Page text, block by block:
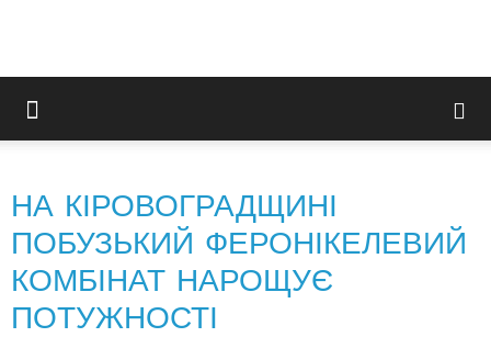
НА КІРОВОГРАДЩИНІ
ПОБУЗЬКИЙ ФЕРОНІКЕЛЕВИЙ
КОМБІНАТ НАРОЩУЄ
ПОТУЖНОСТІ